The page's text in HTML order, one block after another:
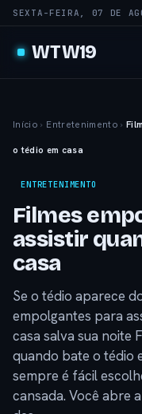
SEXTA-FEIRA, 07 DE
WTW19
Início › Entretenimento ›
o tédio em casa
ENTRETENIMENTO
Filmes
assistir
casa
Se o tédio aparece
empolgantes para
casa salva sua noite
quando bate o tédio
sempre é fácil
cansada. Você abre